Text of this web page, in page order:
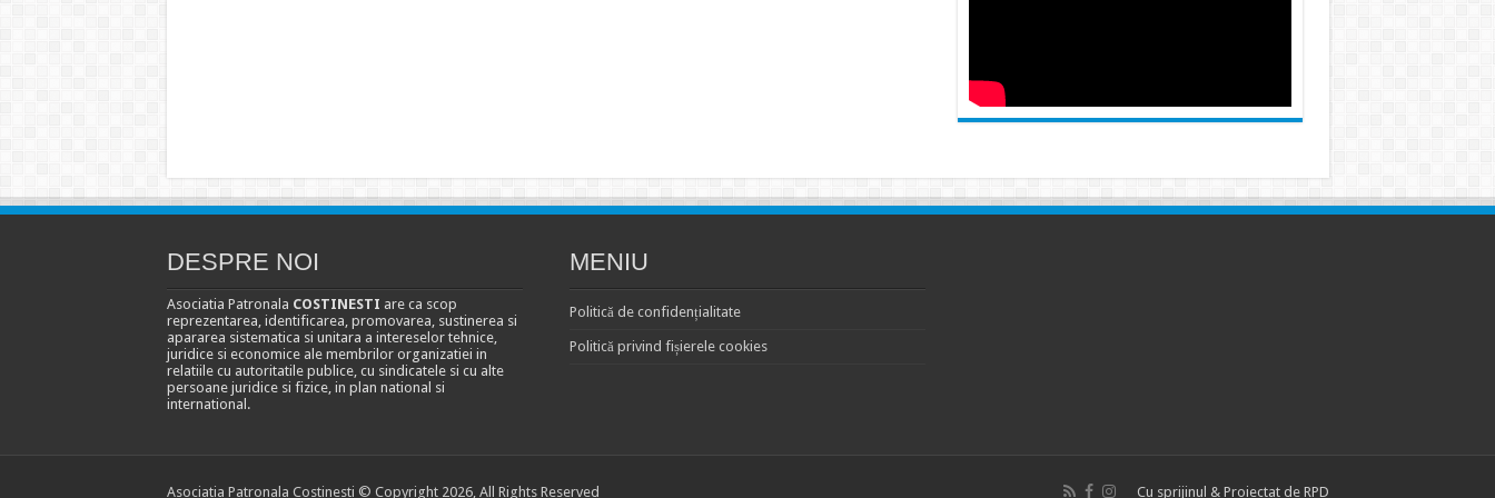
DESPRE NOI
Asociatia Patronala COSTINESTI are ca scop
reprezentarea, identificarea, promovarea, sustinerea si
apararea sistematica si unitara a intereselor tehnice,
juridice si economice ale membrilor organizatiei in
relatiile cu autoritatile publice, cu sindicatele si cu alte
persoane juridice si fizice, in plan national si
international.
MENIU
Politică de confidențialitate
Politică privind fișierele cookies
Cu sprijinul & Proiectat de RPD
Asociatia Patronala Costinesti © Copyright 2026, All Rights Reserved